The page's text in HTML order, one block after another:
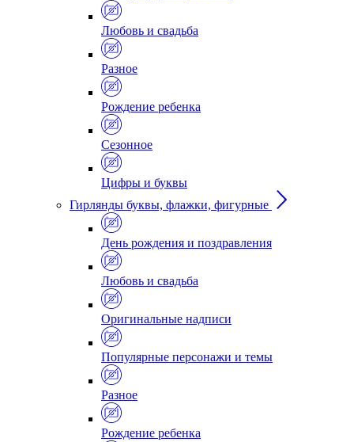
Любовь и свадьба
Разное
Рождение ребенка
Сезонное
Цифры и буквы
Гирлянды буквы, флажки, фигурные
День рождения и поздравления
Любовь и свадьба
Оригинальные надписи
Популярные персонажи и темы
Разное
Рождение ребенка